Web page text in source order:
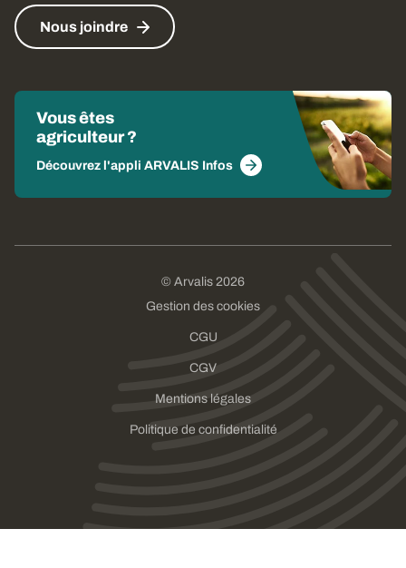
Nous joindre
Vous êtes
agriculteur ?
Découvrez l'appli ARVALIS Infos
© Arvalis 2026
Gestion des cookies
CGU
CGV
Mentions légales
Politique de confidentialité